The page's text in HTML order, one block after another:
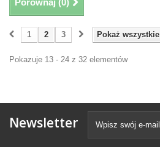
Porównaj (0)
Pokaż wszystkie
1 2 3
Pokazuje 13 - 24 z 32 elementów
Newsletter